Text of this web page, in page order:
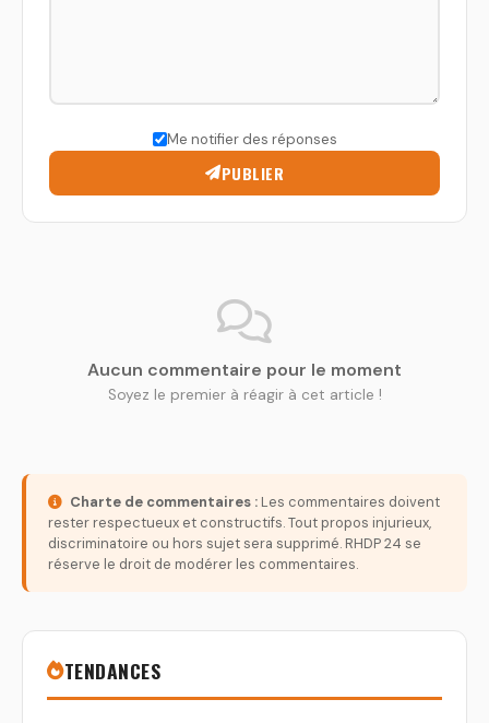
Me notifier des réponses
PUBLIER
Aucun commentaire pour le moment
Soyez le premier à réagir à cet article !
Charte de commentaires : Les commentaires doivent
rester respectueux et constructifs. Tout propos injurieux,
discriminatoire ou hors sujet sera supprimé. RHDP 24 se
réserve le droit de modérer les commentaires.
TENDANCES